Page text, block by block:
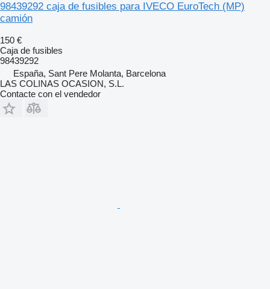
98439292 caja de fusibles para IVECO EuroTech (MP)
camión
150 €
Caja de fusibles
98439292
España, Sant Pere Molanta, Barcelona
LAS COLINAS OCASION, S.L.
Contacte con el vendedor